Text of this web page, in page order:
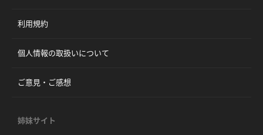
利用規約
個人情報の取扱いについて
ご意見・ご感想
姉妹サイト